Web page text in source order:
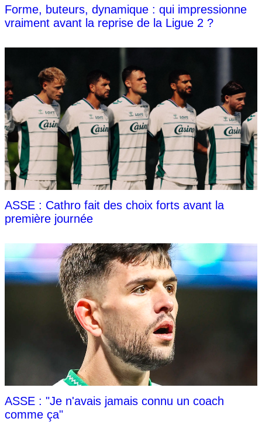
Forme, buteurs, dynamique : qui impressionne
vraiment avant la reprise de la Ligue 2 ?
ASSE : Cathro fait des choix forts avant la
première journée
ASSE : "Je n'avais jamais connu un coach
comme ça"